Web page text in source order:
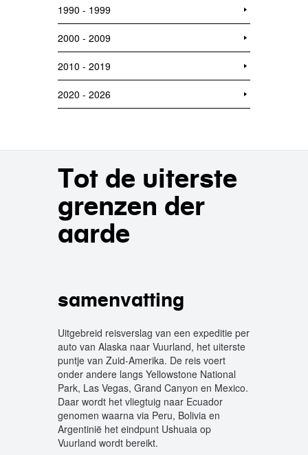
1990 - 1999
2000 - 2009
2010 - 2019
2020 - 2026
Tot de uiterste
grenzen der
aarde
samenvatting
Uitgebreid reisverslag van een expeditie per
auto van Alaska naar Vuurland, het uiterste
puntje van Zuid-Amerika. De reis voert
onder andere langs Yellowstone National
Park, Las Vegas, Grand Canyon en Mexico.
Daar wordt het vliegtuig naar Ecuador
genomen waarna via Peru, Bolivia en
Argentinië het eindpunt Ushuaia op
Vuurland wordt bereikt.